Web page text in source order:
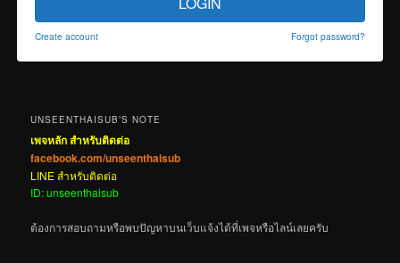
Create account Forgot password?
UNSEENTHAISUB’S NOTE
เพจหลัก สำหรับติดต่อ
facebook.com/unseenthaisub
LINE สำหรับติดต่อ
ID: unseenthaisub
ต้องการสอบถามหรือพบปัญหาบนเว็บแจ้งได้ที่เพจหรือไลน์เลยครับ